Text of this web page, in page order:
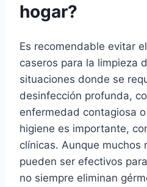
hogar?
Es recomendable evitar
caseros para la limpieza
situaciones donde se
desinfección profunda,
enfermedad contagiosa
higiene es importante,
clínicas. Aunque muchos
pueden ser efectivos
no siempre eliminan